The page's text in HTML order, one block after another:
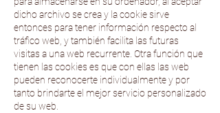
dicho archivo se crea y la cookie sirve
entonces para tener información respecto al
tráfico web, y también facilita las futuras
visitas a una web recurrente. Otra función que
tienen las cookies es que con ellas las web
pueden reconocerte individualmente y por
tanto brindarte el mejor servicio personalizado
de su web.